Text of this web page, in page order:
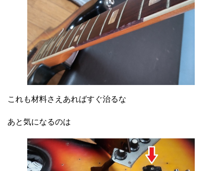
これも材料さえあればすぐ治るな
あと気になるのは